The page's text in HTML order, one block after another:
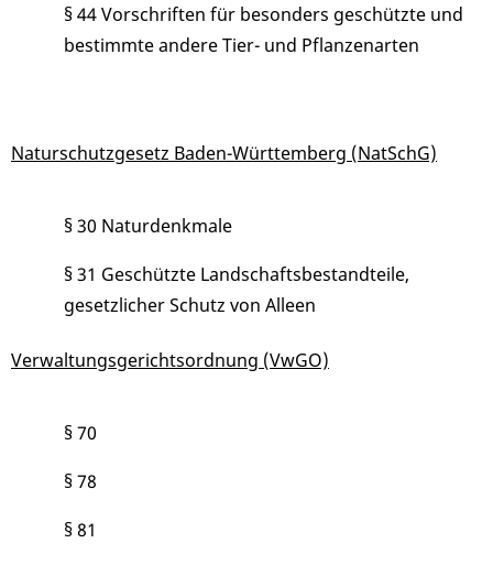
§ 44 Vorschriften für besonders geschützte und
bestimmte andere Tier- und Pflanzenarten
Naturschutzgesetz Baden-Württemberg (NatSchG)
§ 30 Naturdenkmale
§ 31 Geschützte Landschaftsbestandteile,
gesetzlicher Schutz von Alleen
Verwaltungsgerichtsordnung (VwGO)
§ 70
§ 78
§ 81